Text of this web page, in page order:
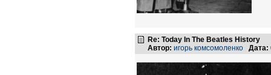
Re: Today In The Beatles History
Автор: игорь комсомоленко Дата: